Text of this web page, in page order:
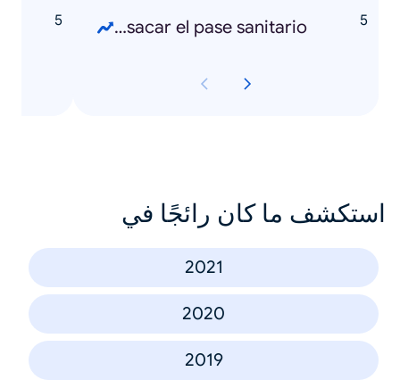
Cómo sacar el pase sanitario
استكشف ما كان رائجًا في
2021
2020
2019